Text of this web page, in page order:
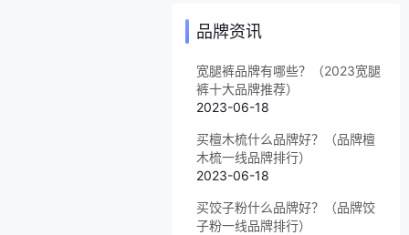
品牌资讯
宽腿裤品牌有哪些？（2023宽腿
裤十大品牌推荐）
2023-06-18
买檀木梳什么品牌好？（品牌檀
木梳一线品牌排行）
2023-06-18
买饺子粉什么品牌好？（品牌饺
子粉一线品牌排行）